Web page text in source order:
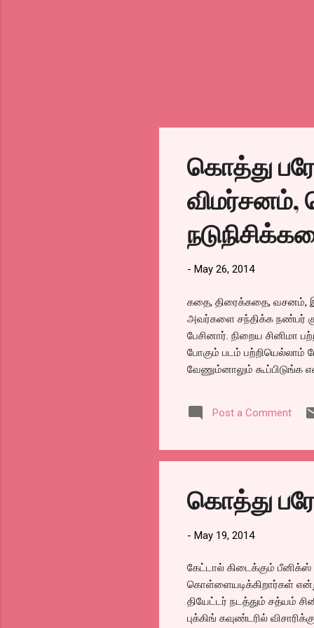
கொத்து
- May 26, 2014
கதை, திரைக்கதை, வசனம்,
அவர்களை சந்திக்க நண்பர்
பேசினார். நிறைய சினிமா
போகும் படம்
வேணும்னாலும்
பண்ணனும்னு
அழைத்தேன். படப்பிடிப்பில்
அவர் எடுத்த
Post a Comment
கொத்து
- May 19, 2014
கேட்டால் கிடைக்கும் பீனிக்ஸ்
கொள்ளையடிக்கிறார்கள்
தியேட்டர் நடத்தும் சத்யம்
புக்கிங் கவுண்டரில்